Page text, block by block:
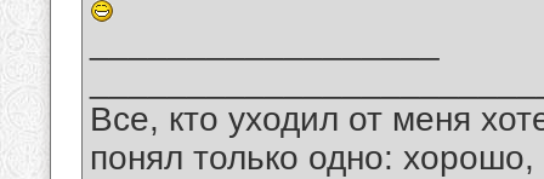
Все, кто уходил от меня
понял только одно: